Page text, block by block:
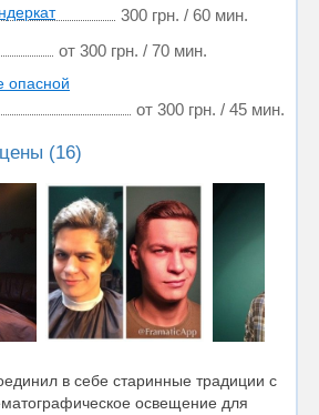
300 грн. / 60 мин.
от 300 грн. / 70 мин.
опасной
от 300 грн. / 45 мин.
(16)
в себе старинные традиции с
освещение для